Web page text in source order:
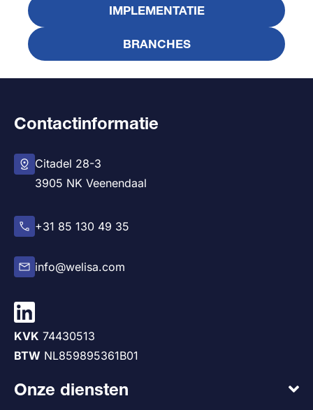
IMPLEMENTATIE
BRANCHES
Contactinformatie
Citadel 28-3
3905 NK Veenendaal
+31 85 130 49 35
info@welisa.com
KVK 74430513
BTW NL859895361B01
Onze diensten